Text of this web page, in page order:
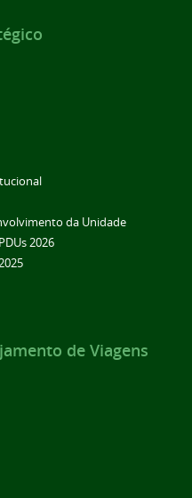
da Unidade
2026
de Viagens